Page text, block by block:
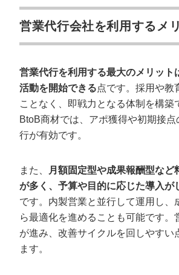
営業代行会社を利用するメ
営業代行を利用する最大のメリット
活動を開始できる点です。採用や教
ことなく、即戦力となる体制を構築
BtoB商材では、アポ獲得や初期接
行が有効です。
また、
月額固定型や成果報酬型など
が多く、予算や目的に応じた導入が
です。内製営業と並行して運用し、
ら最適化を進めることも可能です。
が進み、改善サイクルを回しやすい
ます。